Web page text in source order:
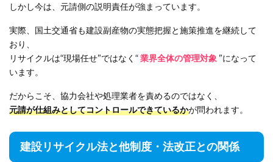
しかし今は、元請側の説明責任が強まっています。
実際、国土交通省も建設副産物の実態把握と施策推進を継続して
おり、
リサイクルは“現場任せ”ではなく“業界全体の管理対象 ”になって
います。
だからこそ、協力会社や処理業者を責めるのではなく、
元請が仕組みとしてコントロールできているかが問われます。
建設リサイクル法と他制度・法改正との関係